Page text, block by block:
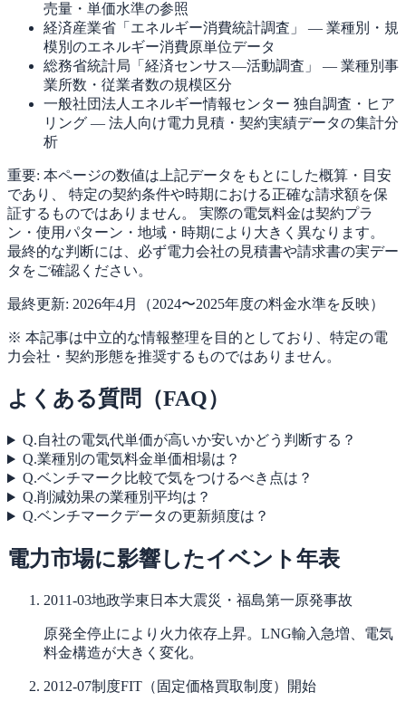
売量・単価水準の参照
経済産業省 「エネルギー消費統計調査」 ― 業種別・規
模別のエネルギー消費原単位データ
総務省統計局 「経済センサス―活動調査」 ― 業種別事
業所数・従業者数の規模区分
一般社団法人エネルギー情報センター 独自調査・ヒア
リング ― 法人向け電力見積・契約実績データの集計分
析
重要: 本ページの数値は上記データをもとにした概算・目安
であり、 特定の契約条件や時期における正確な請求額を保
証するものではありません。 実際の電気料金は契約プラ
ン・使用パターン・地域・時期により大きく異なります。
最終的な判断には、必ず電力会社の見積書や請求書の実デー
タをご確認ください。
最終更新: 2026年4月（2024〜2025年度の料金水準を反映）
※ 本記事は中立的な情報整理を目的としており、特定の電
力会社・契約形態を推奨するものではありません。
よくある質問（FAQ）
Q.自社の電気代単価が高いか安いかどう判断する？
Q.業種別の電気料金単価相場は？
Q.ベンチマーク比較で気をつけるべき点は？
Q.削減効果の業種別平均は？
Q.ベンチマークデータの更新頻度は？
電力市場に影響したイベント年表
2011-03地政学東日本大震災・福島第一原発事故
原発全停止により火力依存上昇。LNG輸入急増、電気
料金構造が大きく変化。
2012-07制度FIT（固定価格買取制度）開始